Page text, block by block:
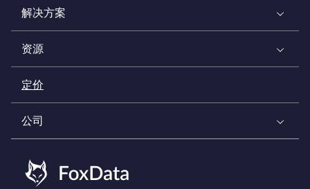
解决方案
资源
定价
公司